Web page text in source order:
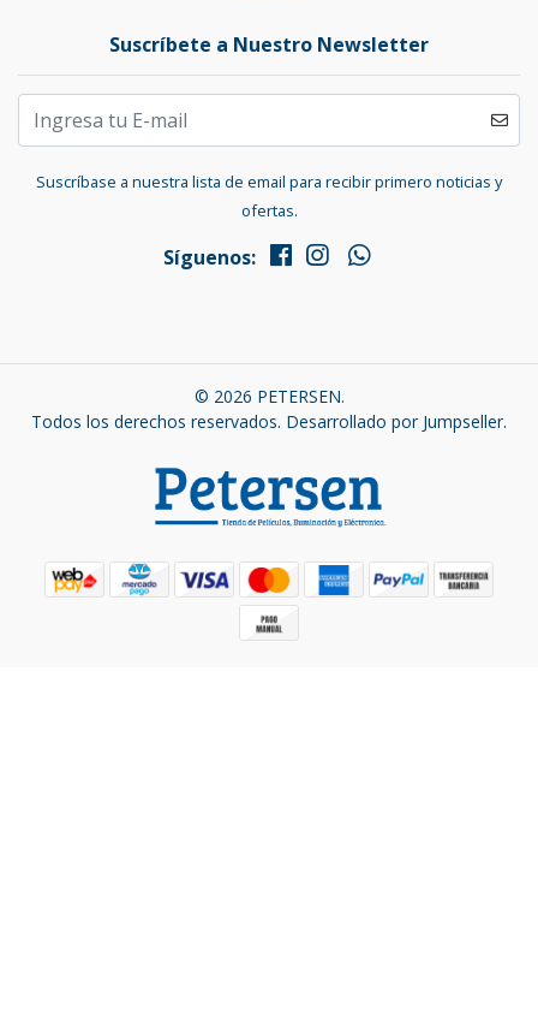
Suscríbete a Nuestro Newsletter
Suscríbase a nuestra lista de email para recibir primero noticias y
ofertas.
Síguenos:
© 2026 PETERSEN.
Todos los derechos reservados. Desarrollado por Jumpseller.